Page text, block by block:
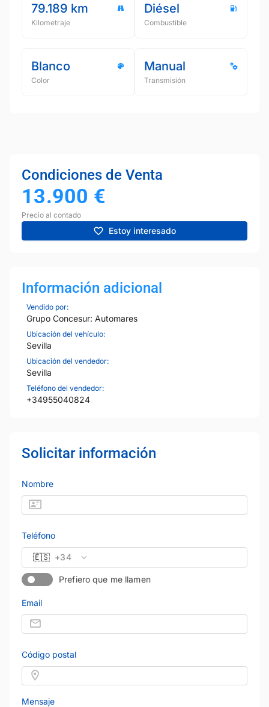
79.189 km
Kilometraje
Diésel
Combustible
Blanco
Color
Manual
Transmisión
Condiciones de Venta
13.900 €
Precio al contado
Estoy interesado
Información adicional
Vendido por:
Grupo Concesur: Automares
Ubicación del vehículo:
Sevilla
Ubicación del vendedor:
Sevilla
Teléfono del vendedor:
+34955040824
Solicitar información
Nombre
Teléfono
🇪🇸 +34
Prefiero que me llamen
Email
Código postal
Mensaje